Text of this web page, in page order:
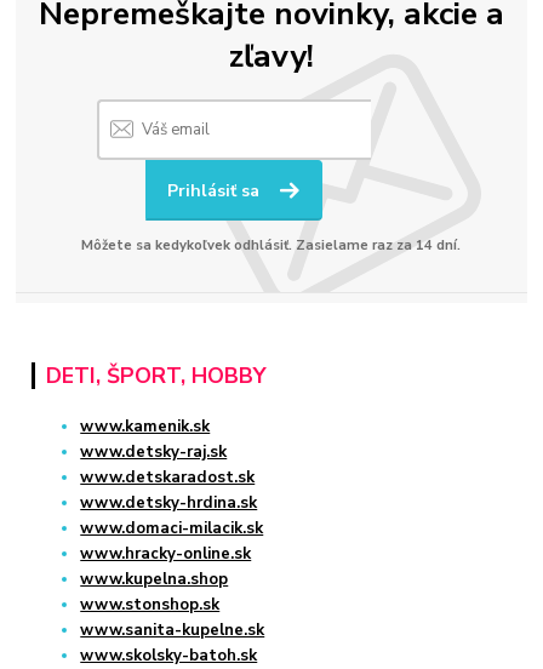
Nepremeškajte novinky, akcie a
zľavy!
Prihlásiť sa
Môžete sa kedykoľvek odhlásiť. Zasielame raz za 14 dní.
DETI, ŠPORT, HOBBY
www.kamenik.sk
www.detsky-raj.sk
www.detskaradost.sk
www.detsky-hrdina.sk
www.domaci-milacik.sk
www.hracky-online.sk
www.kupelna.shop
www.stonshop.sk
www.sanita-kupelne.sk
www.skolsky-batoh.sk